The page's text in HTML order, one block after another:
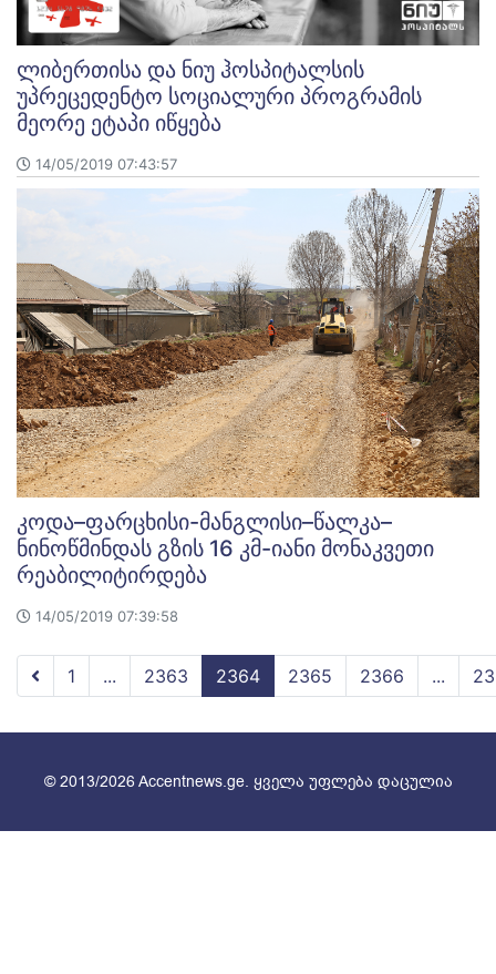
ლიბერთისა და ნიუ ჰოსპიტალსის
უპრეცედენტო სოციალური პროგრამის
მეორე ეტაპი იწყება
14/05/2019 07:43:57
კოდა–ფარცხისი-მანგლისი–წალკა–
ნინოწმინდას გზის 16 კმ-იანი მონაკვეთი
რეაბილიტირდება
14/05/2019 07:39:58
1 ... 2363 2364 2365 2366 ...
© 2013/2026 Accentnews.ge. ყველა უფლება დაცულია